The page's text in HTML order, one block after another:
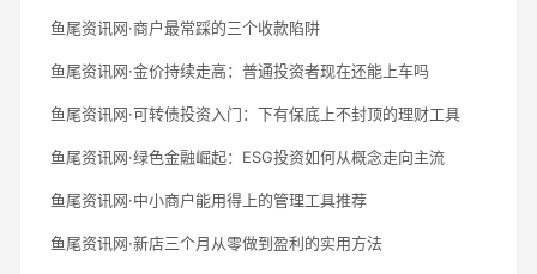
鱼尾资讯网·商户最常踩的三个收款陷阱
鱼尾资讯网·金价持续走高：普通投资者现在还能上车吗
鱼尾资讯网·可转债投资入门：下有保底上不封顶的理财工具
鱼尾资讯网·绿色金融崛起：ESG投资如何从概念走向主流
鱼尾资讯网·中小商户能用得上的管理工具推荐
鱼尾资讯网·新店三个月从零做到盈利的实用方法